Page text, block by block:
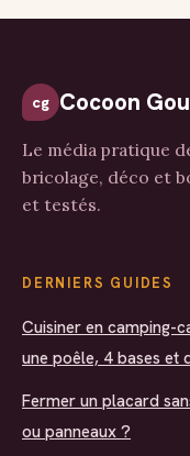
alléger votre
durablement
votre
cg Cocoon
Le média pratique
bricolage, déco et
et testés.
DERNIERS GUIDES
Cuisiner en camping-
une poêle, 4 bases et
Fermer un placard
ou panneaux ?